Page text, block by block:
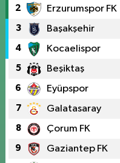
2 Erzurumspor FK
3 Başakşehir
4 Kocaelispor
5 Beşiktaş
6 Eyüpspor
7 Galatasaray
8 Çorum FK
9 Gaziantep FK